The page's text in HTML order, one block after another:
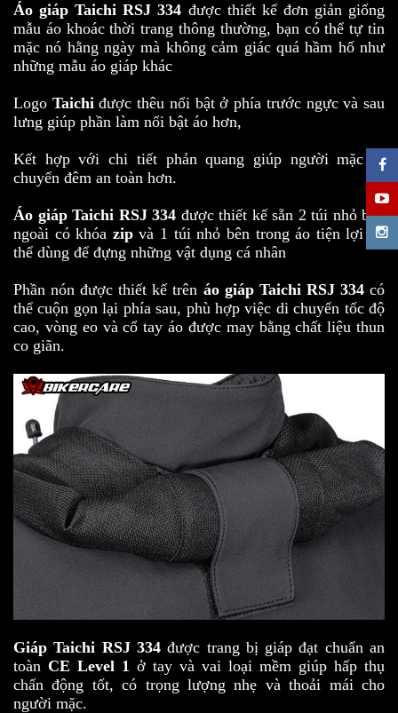
Áo giáp Taichi RSJ 334 được thiết kế đơn giản giống
mẫu áo khoác thời trang thông thường, bạn có thể tự tin
mặc nó hằng ngày mà không cảm giác quá hầm hố như
những mẫu áo giáp khác
Logo Taichiđược thêu nổi bật ở phía trước ngực và sau
lưng giúp phần làm nổi bật áo hơn,
Kết hợp với chi tiết phản quang giúp người mặc di
chuyển đêm an toàn hơn.
Áo giáp Taichi RSJ 334 được thiết kế sẵn 2 túi nhỏ bên
ngoài có khóa zipvà 1 túi nhỏ bên trong áo tiện lợi có
thể dùng để đựng những vật dụng cá nhân
Phần nón được thiết kế trên áo giáp Taichi RSJ 334có
thể cuộn gọn lại phía sau, phù hợp việc di chuyển tốc độ
cao, vòng eo và cổ tay áo được may bằng chất liệu thun
co giãn.
Giáp Taichi RSJ 334được trang bị giáp đạt chuẩn an
toàn CE Level 1 ở tay và vai loại mềm giúp hấp thụ
chấn động tốt, có trọng lượng nhẹ và thoải mái cho
người mặc.